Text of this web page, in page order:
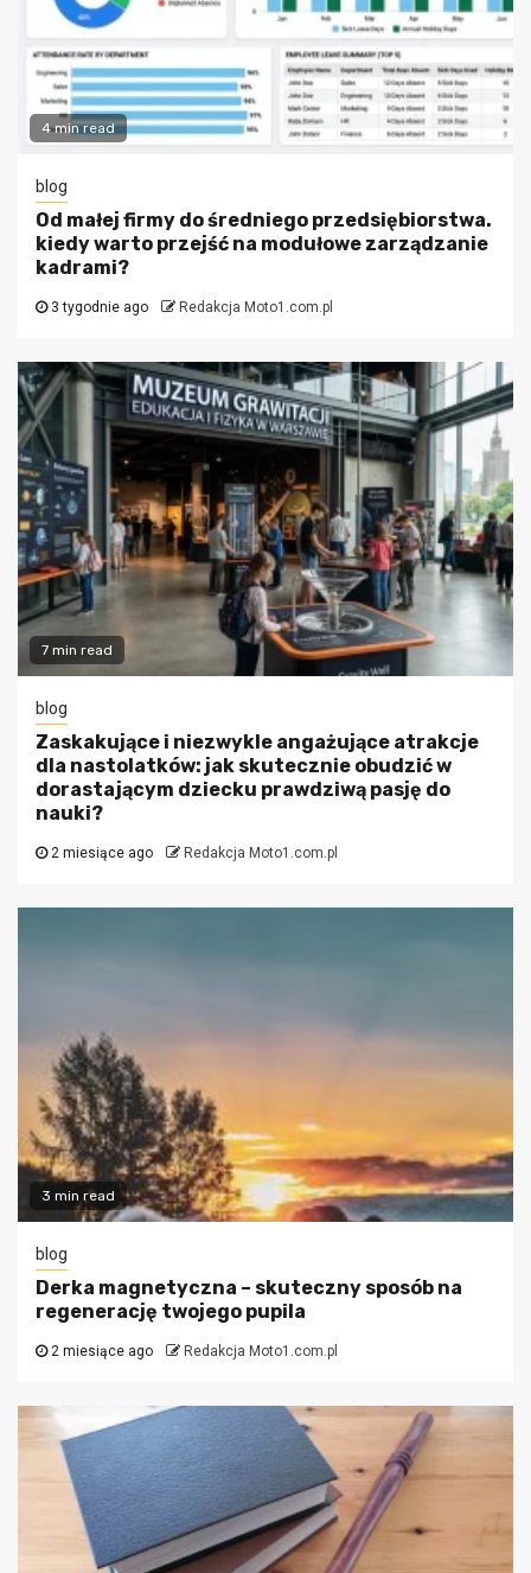
4 min read
blog
Od małej firmy do średniego przedsiębiorstwa.
kiedy warto przejść na modułowe zarządzanie
kadrami?
3 tygodnie ago Redakcja Moto1.com.pl
7 min read
blog
Zaskakujące i niezwykle angażujące atrakcje
dla nastolatków: jak skutecznie obudzić w
dorastającym dziecku prawdziwą pasję do
nauki?
2 miesiące ago Redakcja Moto1.com.pl
3 min read
blog
Derka magnetyczna – skuteczny sposób na
regenerację twojego pupila
2 miesiące ago Redakcja Moto1.com.pl